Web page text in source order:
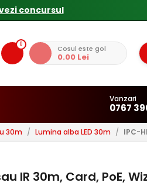
0 Cosul este gol
0.00 Lei
Vanzari
0767
30m / Lumina alba LED 30m / IPC-
IR 30m, Card, PoE,